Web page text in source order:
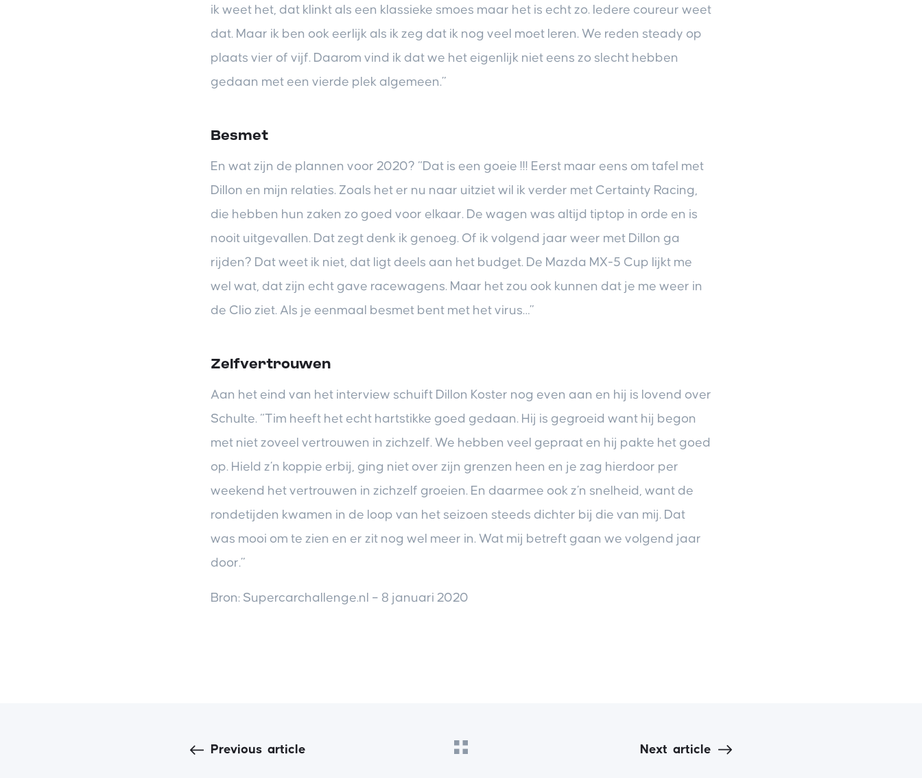
ik weet het, dat klinkt als een klassieke smoes maar het is echt zo. Iedere coureur weet
dat. Maar ik ben ook eerlijk als ik zeg dat ik nog veel moet leren. We reden steady op
plaats vier of vijf. Daarom vind ik dat we het eigenlijk niet eens zo slecht hebben
gedaan met een vierde plek algemeen.”
Besmet
En wat zijn de plannen voor 2020? “Dat is een goeie !!! Eerst maar eens om tafel met
Dillon en mijn relaties. Zoals het er nu naar uitziet wil ik verder met Certainty Racing,
die hebben hun zaken zo goed voor elkaar. De wagen was altijd tiptop in orde en is
nooit uitgevallen. Dat zegt denk ik genoeg. Of ik volgend jaar weer met Dillon ga
rijden? Dat weet ik niet, dat ligt deels aan het budget. De Mazda MX-5 Cup lijkt me
wel wat, dat zijn echt gave racewagens. Maar het zou ook kunnen dat je me weer in
de Clio ziet. Als je eenmaal besmet bent met het virus…”
Zelfvertrouwen
Aan het eind van het interview schuift Dillon Koster nog even aan en hij is lovend over
Schulte. “Tim heeft het echt hartstikke goed gedaan. Hij is gegroeid want hij begon
met niet zoveel vertrouwen in zichzelf. We hebben veel gepraat en hij pakte het goed
op. Hield z’n koppie erbij, ging niet over zijn grenzen heen en je zag hierdoor per
weekend het vertrouwen in zichzelf groeien. En daarmee ook z’n snelheid, want de
rondetijden kwamen in de loop van het seizoen steeds dichter bij die van mij. Dat
was mooi om te zien en er zit nog wel meer in. Wat mij betreft gaan we volgend jaar
door.”
Bron: Supercarchallenge.nl – 8 januari 2020
Previous article Next article